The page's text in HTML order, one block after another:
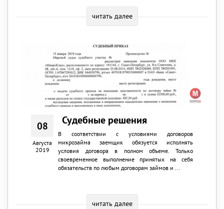
читать далее
08
Августа
2019
Судебные решения
В соответствии с условиями договоров
микрозайма заемщик обязуется исполнять
условия договора в полном объеме. Только
своевременное выполнение принятых на себя
обязательств по любым договорам займов и ...
читать далее